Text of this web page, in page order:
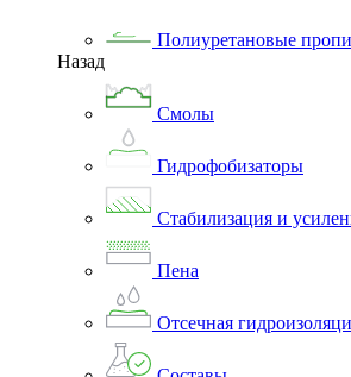
Полиуретановые
Назад
Смолы
Гидрофобизаторы
Стабилизация и
Пена
Отсечная